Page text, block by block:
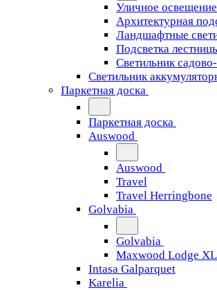
Уличное освещение
Архитектурная
Ландшафтные
Подсветка
Светильник
Светильник
Паркетная доска
Паркетная доска
Auswood
Auswood
Travel
Travel Herringbone
Golvabia
Golvabia
Maxwood Lodge XL
Intasa Galparquet
Karelia